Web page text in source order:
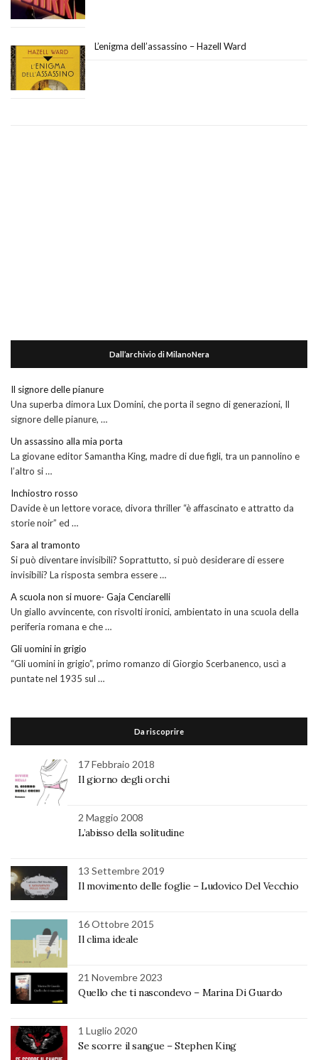
L’enigma dell’assassino – Hazell Ward
Dall’archivio di MilanoNera
Il signore delle pianure
Una superba dimora Lux Domini, che porta il segno di generazioni, Il
signore delle pianure, …
Un assassino alla mia porta
La giovane editor Samantha King, madre di due figli, tra un pannolino e
l’altro si …
Inchiostro rosso
Davide è un lettore vorace, divora thriller “è affascinato e attratto da
storie noir” ed …
Sara al tramonto
Si può diventare invisibili? Soprattutto, si può desiderare di essere
invisibili? La risposta sembra essere …
A scuola non si muore- Gaja Cenciarelli
Un giallo avvincente, con risvolti ironici, ambientato in una scuola della
periferia romana e che …
Gli uomini in grigio
“Gli uomini in grigio”, primo romanzo di Giorgio Scerbanenco, uscì a
puntate nel 1935 sul …
Da riscoprire
17 Febbraio 2018
Il giorno degli orchi
2 Maggio 2008
L’abisso della solitudine
13 Settembre 2019
Il movimento delle foglie – Ludovico Del Vecchio
16 Ottobre 2015
Il clima ideale
21 Novembre 2023
Quello che ti nascondevo – Marina Di Guardo
1 Luglio 2020
Se scorre il sangue – Stephen King